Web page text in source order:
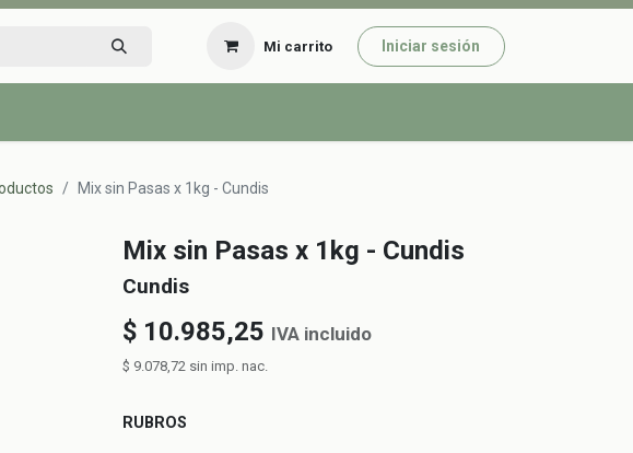
Mi carrito Iniciar sesión
Mix sin Pasas x 1kg - Cundis
Mix sin Pasas x 1kg - Cundis
Cundis
$ 10.985,25 IVA incluido
$ 9.078,72 sin imp. nac.
RUBROS